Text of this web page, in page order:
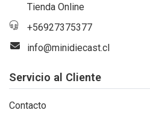
Tienda Online
+56927375377
info@minidiecast.cl
Servicio al Cliente
Contacto